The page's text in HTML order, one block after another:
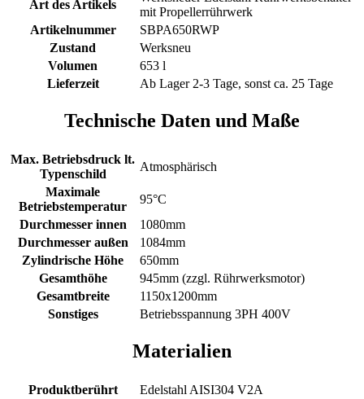
Art des Artikels
mit Propellerrührwerk
Artikelnummer
SBPA650RWP
Zustand
Werksneu
Volumen
653 l
Lieferzeit
Ab Lager 2-3 Tage, sonst ca. 25 Tage
Technische Daten und Maße
Max. Betriebsdruck lt.
Typenschild
Atmosphärisch
Maximale
Betriebstemperatur
95°C
Durchmesser innen
1080mm
Durchmesser außen
1084mm
Zylindrische Höhe
650mm
Gesamthöhe
945mm (zzgl. Rührwerksmotor)
Gesamtbreite
1150x1200mm
Sonstiges
Betriebsspannung 3PH 400V
Materialien
Produktberührt
Edelstahl AISI304 V2A